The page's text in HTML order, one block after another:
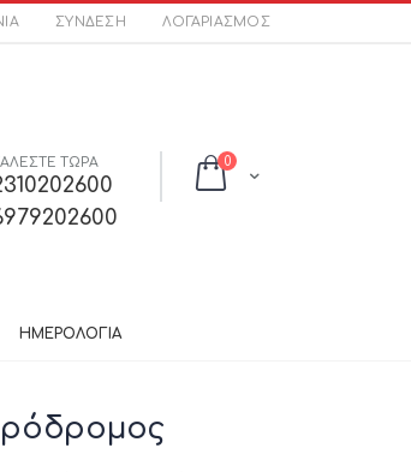
ΣΎΝΔΕΣΗ ΛΟΓΑΡΙΑΣΜΌΣ
Cart
0στοιχεία
ΤΩΡΑ
ΗΜΕΡΟΛΟΓΙΑ